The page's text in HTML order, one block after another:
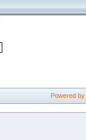
Powered by